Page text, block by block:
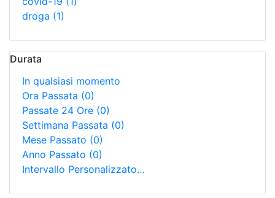
droga (1)
Durata
In qualsiasi momento
Ora Passata (0)
Passate 24 Ore (0)
Settimana Passata (0)
Mese Passato (0)
Anno Passato (0)
Intervallo Personalizzato…